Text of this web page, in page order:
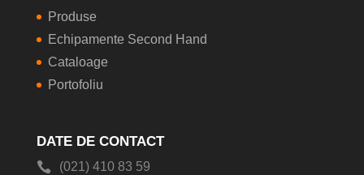
Produse
Echipamente Second Hand
Cataloage
Portofoliu
DATE DE CONTACT
(021) 410 83 59